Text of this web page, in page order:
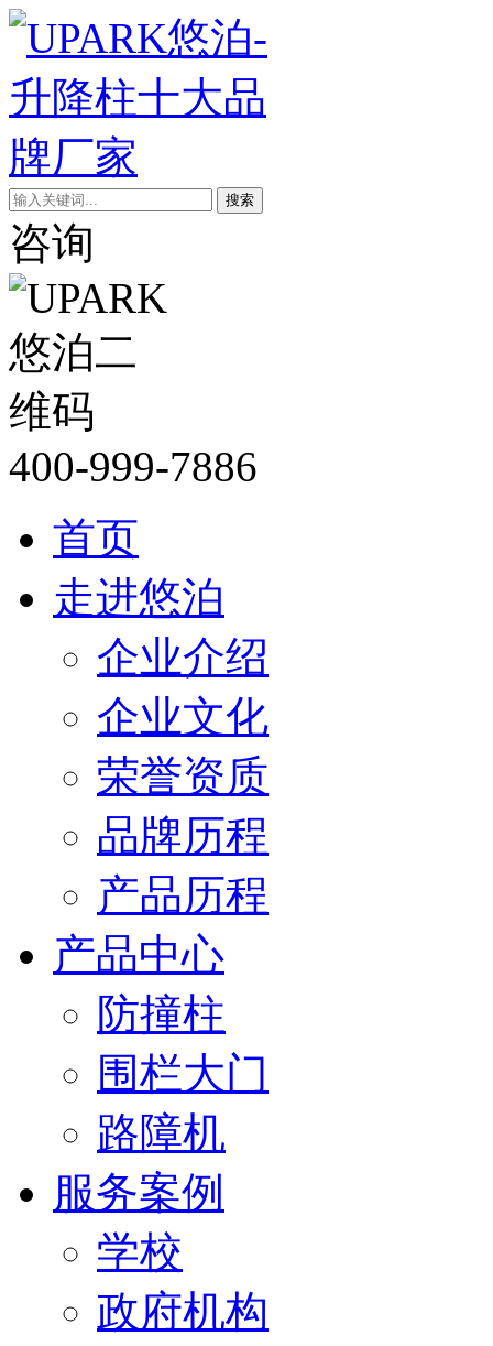
搜索
咨询
400-999-7886
首页
走进悠泊
企业介绍
企业文化
荣誉资质
品牌历程
产品历程
产品中心
防撞柱
围栏大门
路障机
服务案例
学校
政府机构